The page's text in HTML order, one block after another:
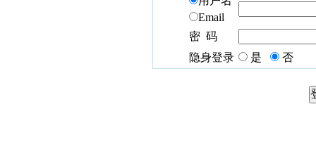
Email
密 码
隐身登录
是 否